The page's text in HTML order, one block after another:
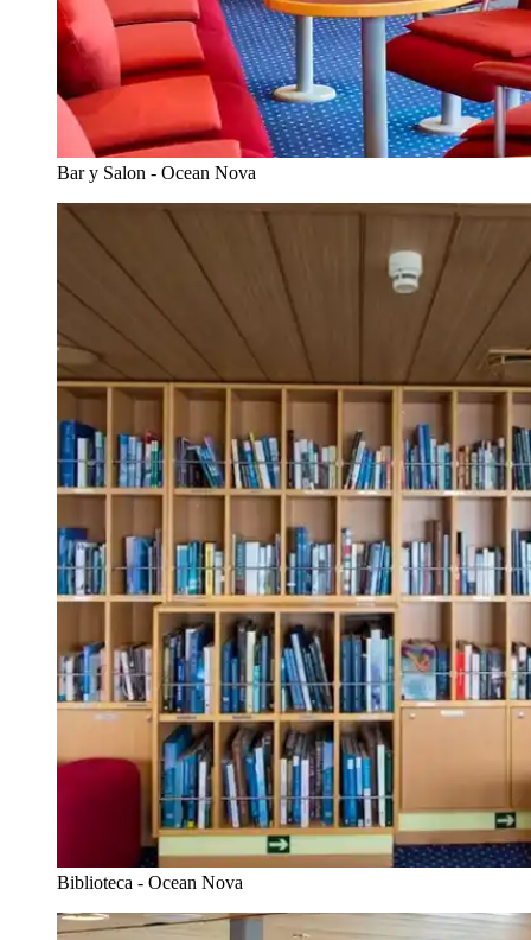
Bar y Salon - Ocean Nova
Biblioteca - Ocean Nova